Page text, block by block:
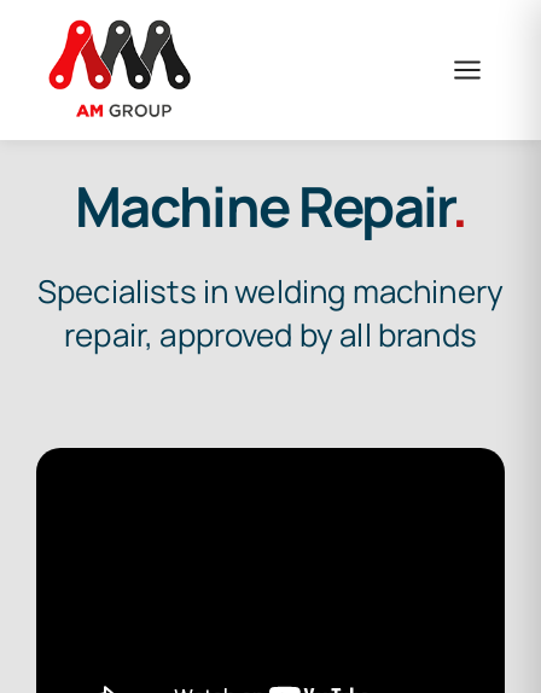
content
Machine Repair.
Specialists in welding machinery
repair, approved by all brands